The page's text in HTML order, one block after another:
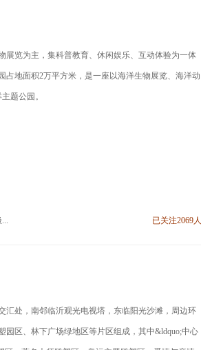
展览为主，集科普教育、休闲娱乐、互动体验为一体
占地面积2万平方米，是一座以海洋生物展览、海洋动
题公园。
已关注2069人
汇处，南邻临沂观光电视塔，东临阳光沙滩，周边环
园区、林下广场绿地区等片区组成，其中&ldquo;中心